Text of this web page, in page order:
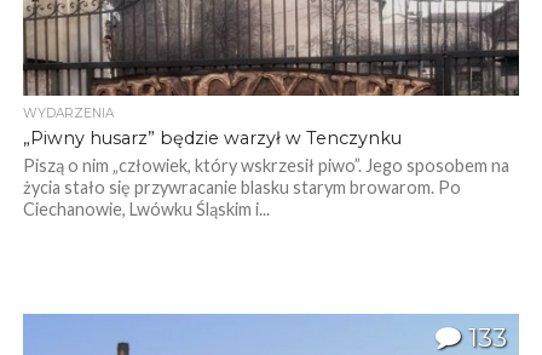
WYDARZENIA
„Piwny husarz” będzie warzył w Tenczynku
Piszą o nim „człowiek, który wskrzesił piwo”. Jego sposobem na
życia stało się przywracanie blasku starym browarom. Po
Ciechanowie, Lwówku Śląskim i...
133